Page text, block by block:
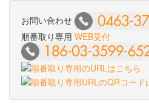
お問い合わせ
順番取り専用 WEB受付